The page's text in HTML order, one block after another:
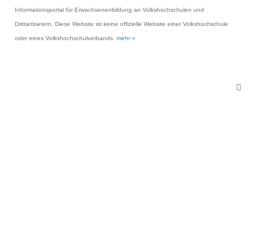
Informationsportal für Erwachsenenbildung an Volkshochschulen und
Drittanbietern. Diese Website ist keine offizielle Website einer Volkshochschule
oder eines Volkshochschulverbands. mehr »